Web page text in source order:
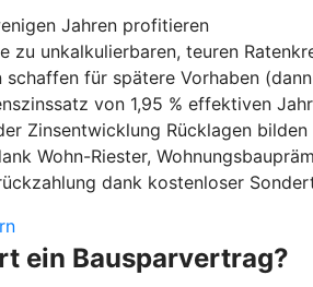
Jahren profitieren
zu unkalkulierbaren, teuren
schaffen für spätere Vorhaben
von 1,95 % effektiven
Zinsentwicklung Rücklagen bilden
Wohn-Riester,
dank kostenloser
ein Bausparvertrag?